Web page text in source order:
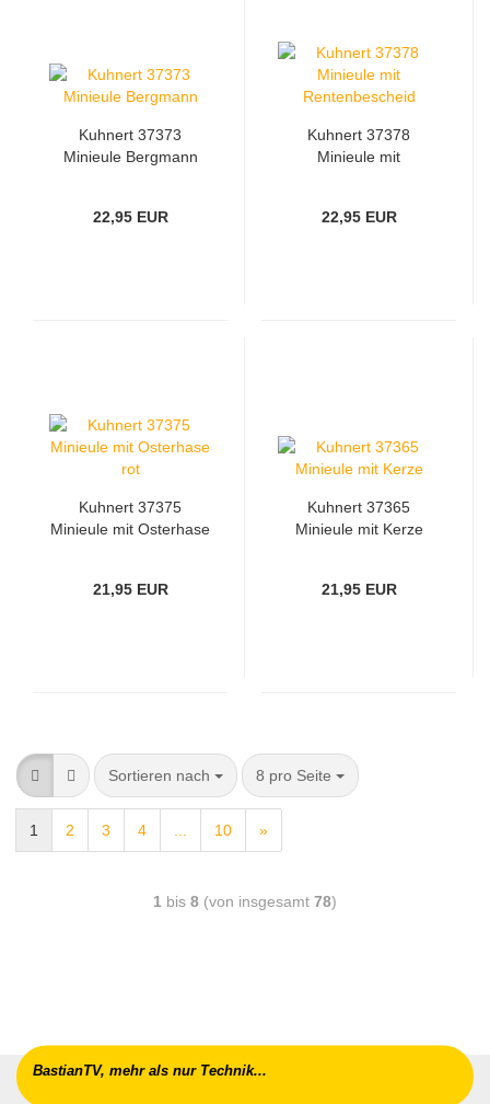
Kuhnert 37373
Minieule Bergmann
22,95 EUR
Kuhnert 37378
Minieule mit
22,95 EUR
Kuhnert 37375
Minieule mit Osterhase
21,95 EUR
Kuhnert 37365
Minieule mit Kerze
21,95 EUR
Sortieren nach 8 pro Seite
1 2 3 4 10 »
1 bis 8 (von insgesamt 78)
BastianTV, mehr als nur Technik...